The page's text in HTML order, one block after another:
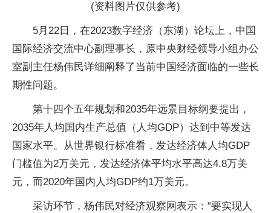
(资料图片仅供参考)
5月22日，在2023数字经济（东湖）论坛上，中国
国际经济交流中心副理事长，原中央财经领导小组办公
室副主任杨伟民详细阐释了当前中国经济面临的一些长
期性问题。
第十四个五年规划和2035年远景目标纲要提出，
2035年人均国内生产总值（人均GDP）达到中等发达
国家水平。从世界银行标准看，发达经济体人均GDP
门槛值为2万美元，发达经济体平均水平高达4.8万美
元，而2020年国内人均GDP约1万美元。
采访环节，杨伟民对经济观察网表示：“要实现人